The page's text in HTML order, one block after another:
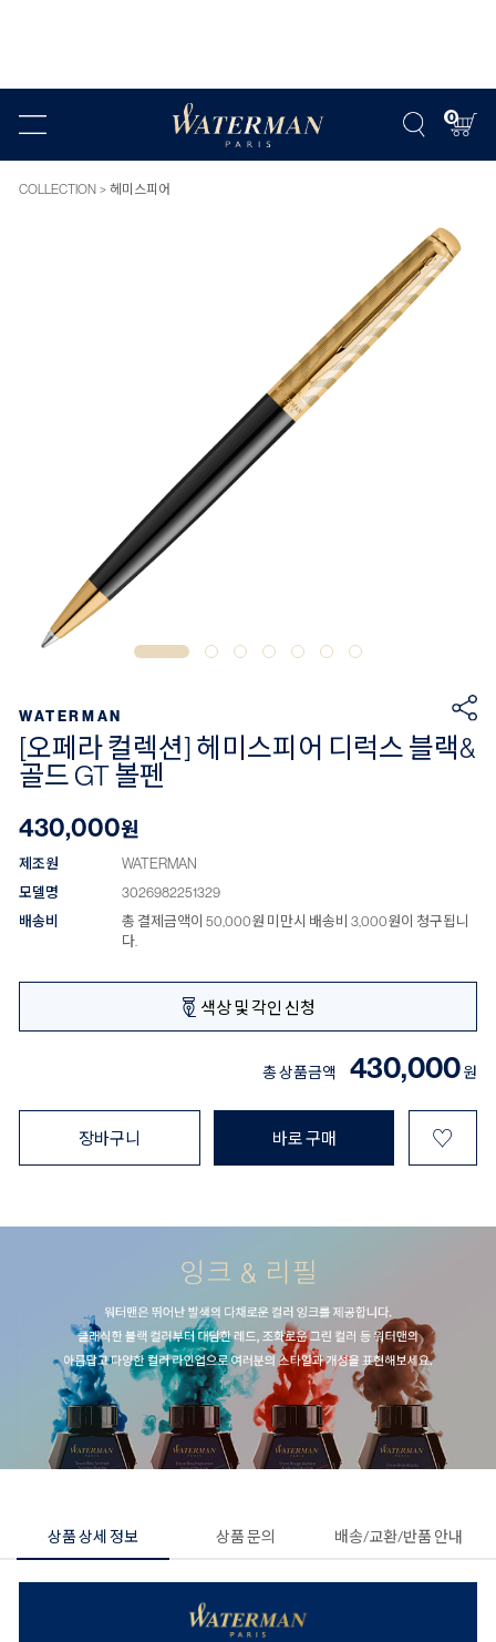
0
COLLECTION 헤미스피어
WATERMAN
[오페라 컬렉션] 헤미스피어 디럭스 블랙&
골드 GT 볼펜
430,000원
제조원
WATERMAN
모델명
3026982251329
배송비
총 결제금액이 50,000원 미만시 배송비 3,000원이 청구됩니
다.
색상 및 각인 신청
총 상품금액 430,000원
장바구니 바로 구매 ♡
상품 상세 정보 상품 문의 배송/교환/반품 안내